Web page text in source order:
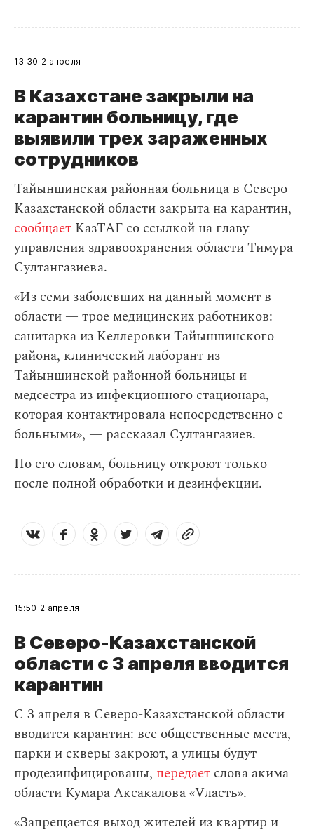
13:30 2 апреля
В Казахстане закрыли на
карантин больницу, где
выявили трех зараженных
сотрудников
Тайыншинская районная больница в Северо-
Казахстанской области закрыта на карантин,
сообщает КазТАГ со ссылкой на главу
управления здравоохранения области Тимура
Султангазиева.
«Из семи заболевших на данный момент в
области — трое медицинских работников:
санитарка из Келлеровки Тайыншинского
района, клинический лаборант из
Тайыншинской районной больницы и
медсестра из инфекционного стационара,
которая контактировала непосредственно с
больными», — рассказал Султангазиев.
По его словам, больницу откроют только
после полной обработки и дезинфекции.
15:50 2 апреля
В Северо-Казахстанской
области с 3 апреля вводится
карантин
С 3 апреля в Северо-Казахстанской области
вводится карантин: все общественные места,
парки и скверы закроют, а улицы будут
продезинфицированы, передает слова акима
области Кумара Аксакалова «Vласть».
«Запрещается выход жителей из квартир и